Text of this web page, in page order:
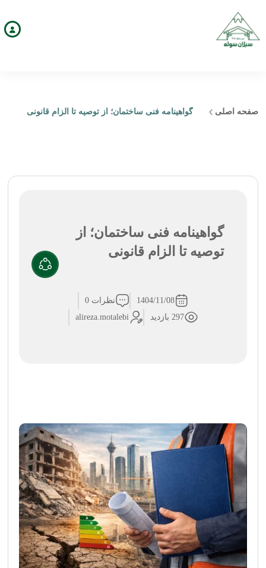
صفحه اصلی گواهینامه فنی ساختمان؛ از توصیه تا الزام قانونی
گواهینامه فنی ساختمان؛ از
توصیه تا الزام قانونی
1404/11/08
نظرات 0
297 بازدید
alireza.motalebi